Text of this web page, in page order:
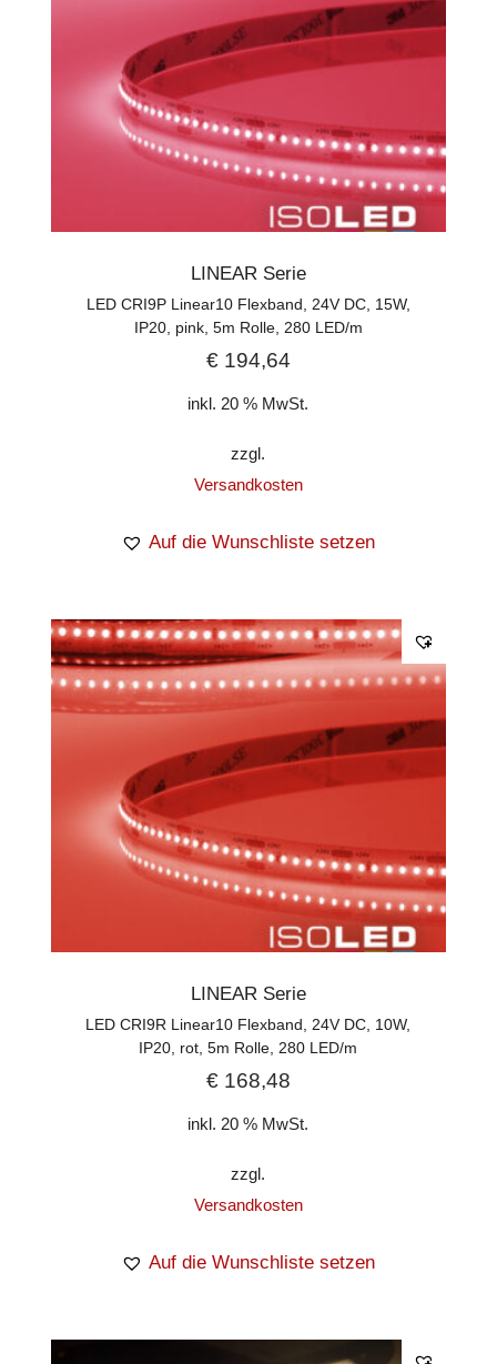
LINEAR Serie
LED CRI9P Linear10 Flexband, 24V DC, 15W,
IP20, pink, 5m Rolle, 280 LED/m
€194,64
inkl. 20 % MwSt.
zzgl.
Versandkosten
Auf die Wunschliste setzen
LINEAR Serie
LED CRI9R Linear10 Flexband, 24V DC, 10W,
IP20, rot, 5m Rolle, 280 LED/m
€168,48
inkl. 20 % MwSt.
zzgl.
Versandkosten
Auf die Wunschliste setzen